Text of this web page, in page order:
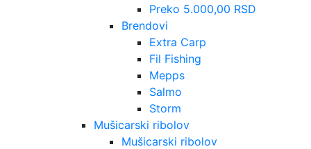
Preko 5.000,00 RSD
Brendovi
Extra Carp
Fil Fishing
Mepps
Salmo
Storm
Mušicarski ribolov
Mušicarski ribolov